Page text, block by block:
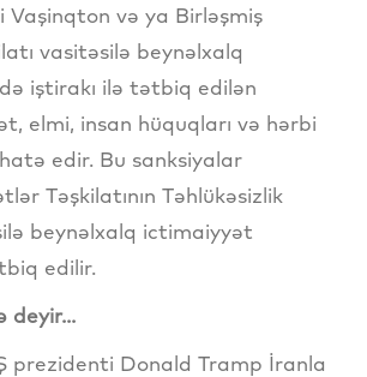
Vaşinqton və ya Birləşmiş
vasitəsilə beynəlxalq
iştirakı ilə tətbiq edilən
elmi, insan hüquqları və hərbi
edir. Bu sanksiyalar
Təşkilatının Təhlükəsizlik
beynəlxalq ictimaiyyət
edilir.
deyir...
prezidenti Donald Tramp İranla